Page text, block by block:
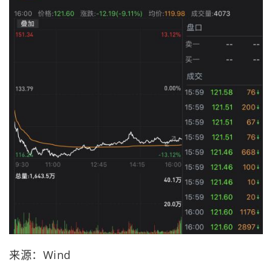
来源：Wind